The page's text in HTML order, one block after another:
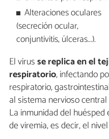
Alteraciones oculares
(secreción ocular,
conjuntivitis, úlceras...).
El virusse replica en el
respiratorio, infectando
respiratorio,
al sistema nervioso
La inmunidad del
de viremia, es decir, el